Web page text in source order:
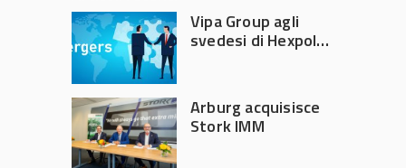
Vipa Group agli
svedesi di Hexpol
Arburg acquisisce
Stork IMM